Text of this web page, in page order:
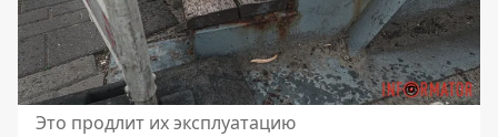
Это продлит их эксплуатацию